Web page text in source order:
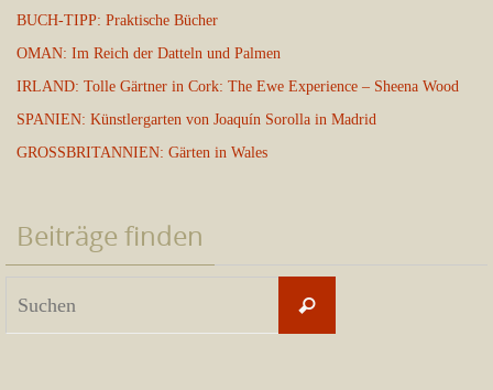
BUCH-TIPP: Praktische Bücher
OMAN: Im Reich der Datteln und Palmen
IRLAND: Tolle Gärtner in Cork: The Ewe Experience – Sheena Wood
SPANIEN: Künstlergarten von Joaquín Sorolla in Madrid
GROSSBRITANNIEN: Gärten in Wales
Beiträge finden
Suchen